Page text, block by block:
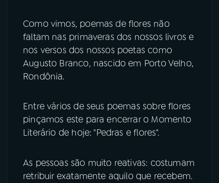
Como vimos, poemas de flores não
faltam nas primaveras dos nossos livros e
nos versos dos nossos poetas como
Augusto Branco, nascido em Porto Velho,
Rondônia.
Entre vários de seus poemas sobre flores
pinçamos este para encerrar o Momento
Literário de hoje: "Pedras e flores".
As pessoas são muito reativas: costumam
retribuir exatamente aquilo que recebem.